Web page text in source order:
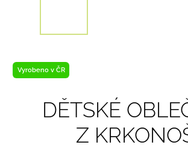
Vyrobeno v ČR
DĚTSKÉ
Z